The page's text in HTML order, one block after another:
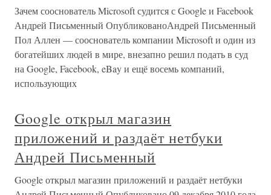
Зачем сооснователь Microsoft судится с Google и Facebook
Андрей Письменный ОпубликованоАндрей Письменный
Пол Аллен — сооснователь компании Microsoft и один из
богатейших людей в мире, внезапно решил подать в суд
на Google, Facebook, eBay и ещё восемь компаний,
использующих
Google открыл магазин
приложений и раздаёт нетбуки
Андрей Письменный
Google открыл магазин приложений и раздаёт нетбуки